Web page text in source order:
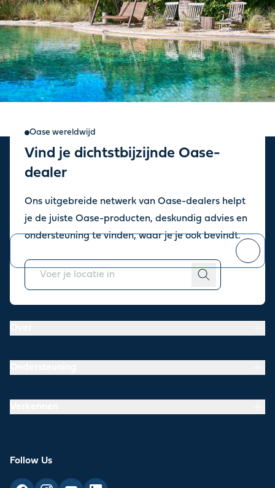
Oase wereldwijd
Vind je dichtstbijzijnde Oase-
dealer
Ons uitgebreide netwerk van Oase-dealers helpt
je de juiste Oase-producten, deskundig advies en
ondersteuning te vinden, waar je je ook bevindt.
Aanmelden voor onze
Blijf op de hoogte van het laatste nieuws, inspiratie en
aanbiedingen.
afmelden op elk moment.
Follow Us